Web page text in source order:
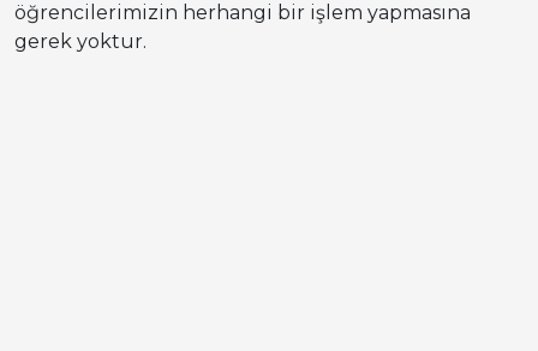
öğrencilerimizin herhangi bir işlem yapmasına
gerek yoktur.